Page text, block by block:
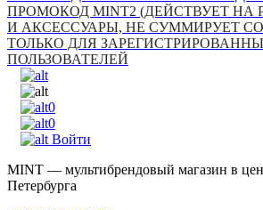
ПРОМОКОД MINT2 (ДЕЙСТВУЕТ НА
И АКСЕССУАРЫ, НЕ СУММИРУЕТ
ТОЛЬКО ДЛЯ
ПОЛЬЗОВАТЕЛЕЙ
0
0
Войти
MINT — мультибрендовый магазин в
Петербурга